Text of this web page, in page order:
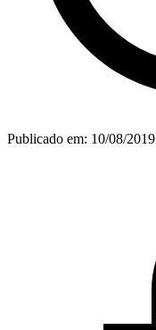
Publicado em: 10/08/2019